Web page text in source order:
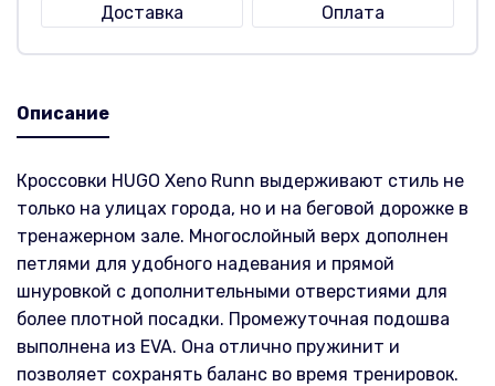
Доставка
Оплата
Описание
Кроссовки HUGO Xeno Runn выдерживают стиль не
только на улицах города, но и на беговой дорожке в
тренажерном зале. Многослойный верх дополнен
петлями для удобного надевания и прямой
шнуровкой с дополнительными отверстиями для
более плотной посадки. Промежуточная подошва
выполнена из EVA. Она отлично пружинит и
позволяет сохранять баланс во время тренировок.